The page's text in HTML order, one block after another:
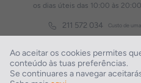
Ao aceitar os cookies permites
conteúdo às tuas preferências.
Se continuares a navegar
os dias úteis das 10:00 às
211 572 034 Custo de